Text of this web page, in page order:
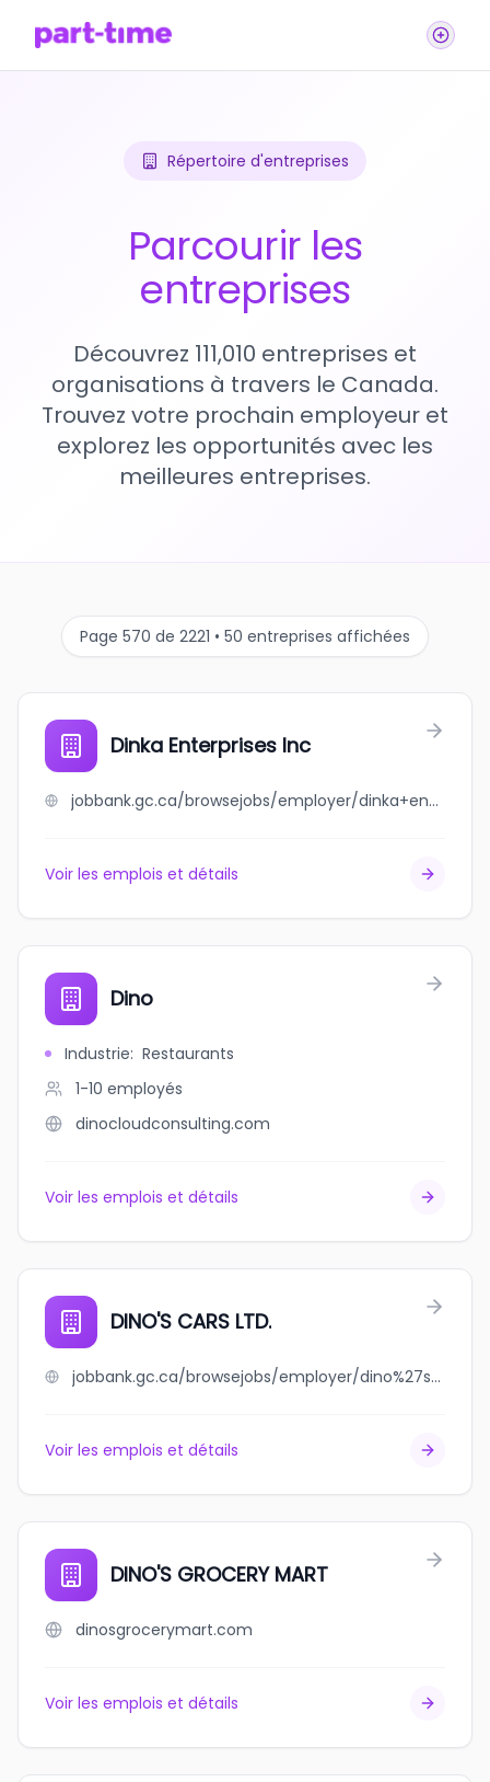
Répertoire d'entreprises
Parcourir les
entreprises
Découvrez 111,010 entreprises et
organisations à travers le Canada.
Trouvez votre prochain employeur et
explorez les opportunités avec les
meilleures entreprises.
Page 570 de 2221 • 50 entreprises affichées
Dinka Enterprises Inc
jobbank.gc.ca/browsejobs/employer/dinka+enterprises+inc/ca
Voir les emplois et détails
Dino
Industrie: Restaurants
1-10 employés
dinocloudconsulting.com
Voir les emplois et détails
DINO'S CARS LTD.
jobbank.gc.ca/browsejobs/employer/dino%27s+cars+ltd./ca
Voir les emplois et détails
DINO'S GROCERY MART
dinosgrocerymart.com
Voir les emplois et détails